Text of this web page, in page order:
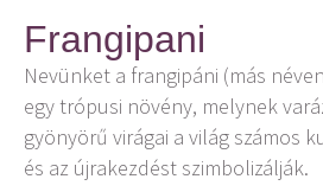
Frangipani
Nevünket a frangipáni (más
egy trópusi növény, melynek
gyönyörű virágai a világ számos
és az újrakezdést szimbolizálják.